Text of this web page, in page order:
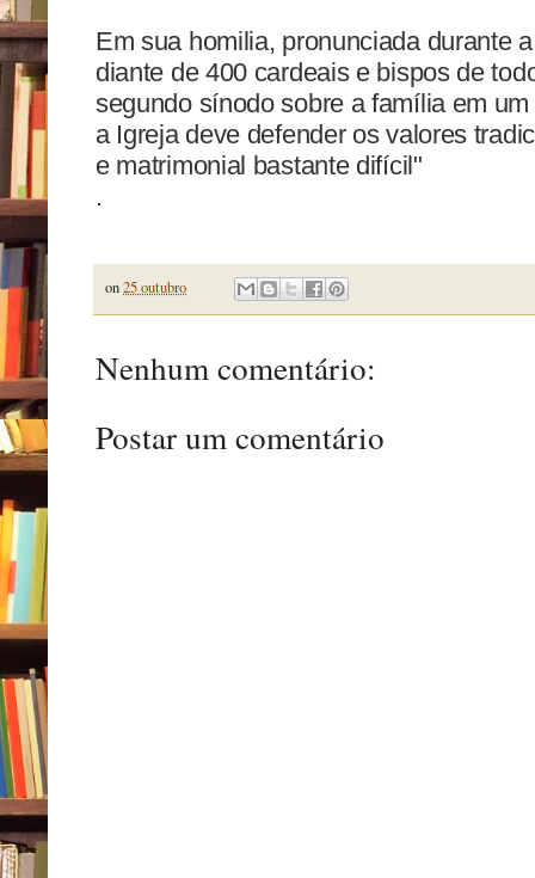
Em sua homilia, pronunciada durante
diante de 400 cardeais e bispos de
segundo sínodo sobre a família em
a Igreja deve defender os valores
e matrimonial bastante difícil"
.
on25 outubro
Nenhum comentário:
Postar um comentário